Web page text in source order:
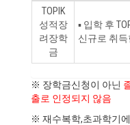
TOPIK
성적장
려장학
금
▪ 입학 후
신규로 취
※ 장학금신청이 아닌
출로 인정되지 않음
※ 재수복학,초과학기